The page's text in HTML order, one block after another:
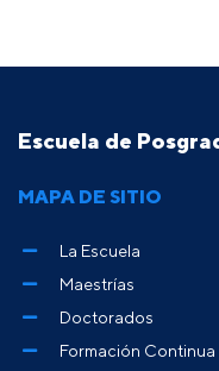
Escuela de
MAPA DE SITIO
La Escuela
Maestrías
Doctorados
Formación Continua